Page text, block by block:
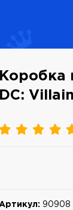
Коробка
DC:
Артикул: 90908